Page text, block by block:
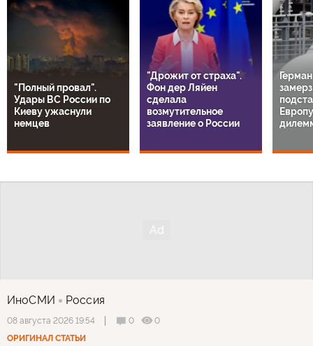
"Полный провал".
Удары ВС России по
Киеву ужаснули
немцев
"Дрожит от страха".
Фон дер Ляйен
сделала
возмутительное
заявление о России
ИноСМИ Россия
08 августа 2026 19:54 0
0
ОРИГИНАЛ СТАТЬИ